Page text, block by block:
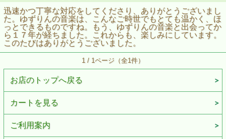
迅速かつ丁寧な対応をしてくださり、ありがとうございまし
た。ゆずりんの音楽は、こんなご時世でもとても温かく、ほ
っとできるものですね。もう、ゆずりんの音楽と出会ってか
ら１７年が経ちました。これからも、楽しみにしています。
このたびはありがとうございました。
1 / 1ページ（全1件）
お店のトップへ戻る
カートを見る
ご利用案内